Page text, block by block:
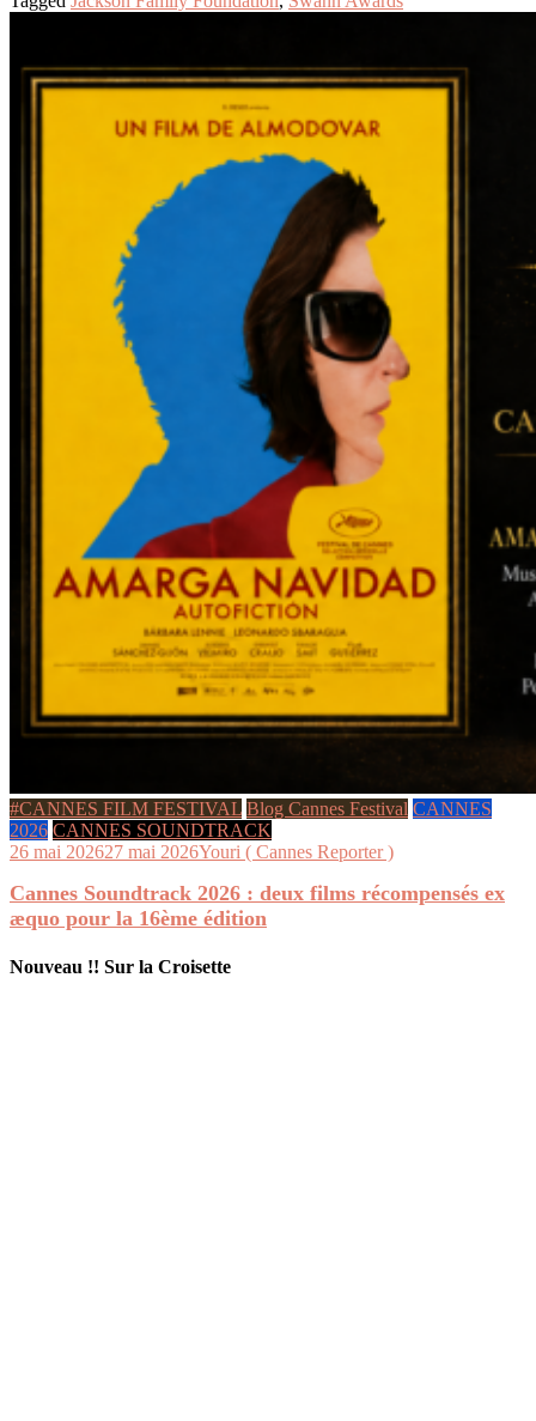
#CANNES FILM FESTIVAL Blog Cannes Festival CANNES
2026 CANNES SOUNDTRACK
26 mai 202627 mai 2026Youri ( Cannes Reporter )
Cannes Soundtrack 2026 : deux films récompensés ex
æquo pour la 16ème édition
Nouveau !! Sur la Croisette